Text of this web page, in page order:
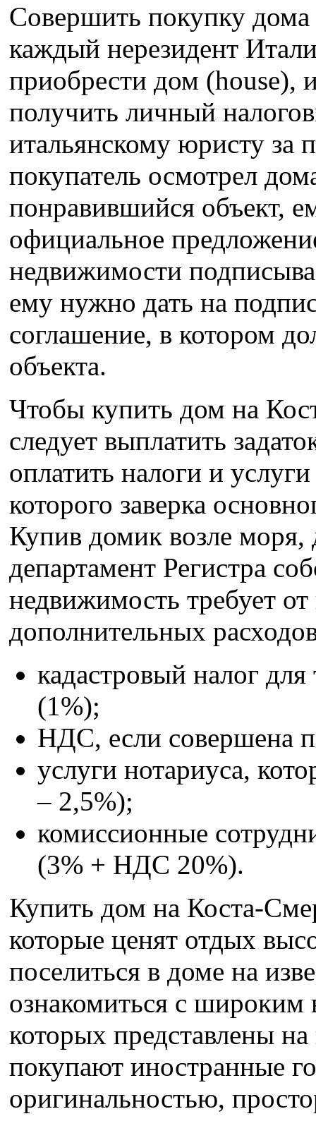
Совершить покупку дома
каждый нерезидент
приобрести дом (house),
получить личный
итальянскому юристу
покупатель осмотрел
понравившийся объект,
официальное
недвижимости
ему нужно дать на
соглашение, в котором
объекта.
Чтобы купить дом на
следует выплатить
оплатить налоги и
которого заверка
Купив домик возле
департамент Регистра
недвижимость требует
дополнительных
кадастровый налог
(1%);
НДС, если совершена
услуги нотариуса,
– 2,5%);
комиссионные
(3% + НДС 20%).
Купить дом на Коста-
которые ценят отдых
поселиться в доме на
ознакомиться с
которых представлены
покупают иностранные
оригинальностью,